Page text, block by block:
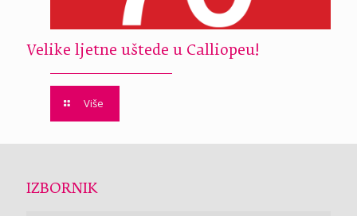
Velike ljetne uštede u Calliopeu!
Više
IZBORNIK